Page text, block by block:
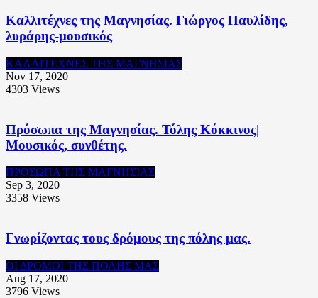
Καλλιτέχνες της Μαγνησίας. Γιώργος Παυλίδης,
λυράρης-μουσικός
ΚΑΛΛΙΤΕΧΝΕΣ ΤΗΣ ΜΑΓΝΗΣΙΑΣ
Nov 17, 2020
4303 Views
Πρόσωπα της Μαγνησίας. Τόλης Κόκκινος|
Μουσικός, συνθέτης.
ΠΡΟΣΩΠΑ ΤΗΣ ΜΑΓΝΗΣΙΑΣ
Sep 3, 2020
3358 Views
Γνωρίζοντας τους δρόμους της πόλης μας.
ΟΙ ΔΡΟΜΟΙ ΤΗΣ ΠΟΛΗΣ ΜΑΣ
Aug 17, 2020
3796 Views